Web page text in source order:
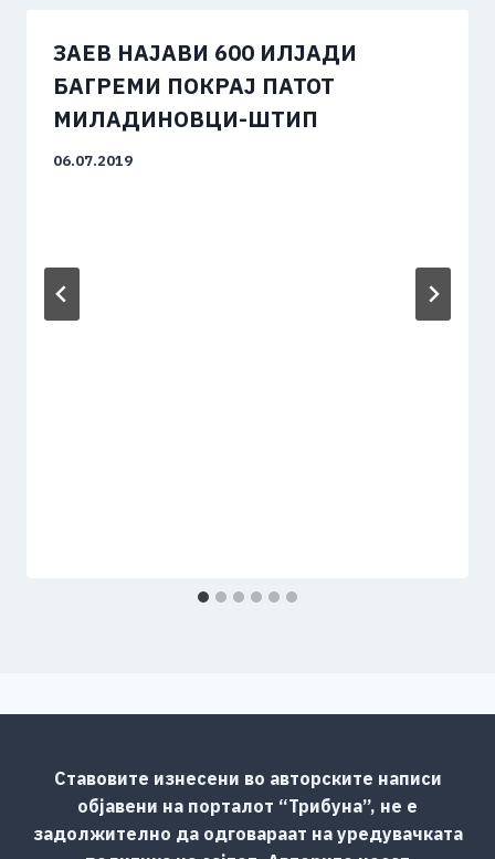
ЗАЕВ НАЈАВИ 600 ИЛЈАДИ
БАГРЕМИ ПОКРАЈ ПАТОТ
МИЛАДИНОВЦИ-ШТИП
06.07.2019
Ставовите изнесени во авторските написи
објавени на порталот “Трибуна”, не е
задолжително да одговараат на уредувачката